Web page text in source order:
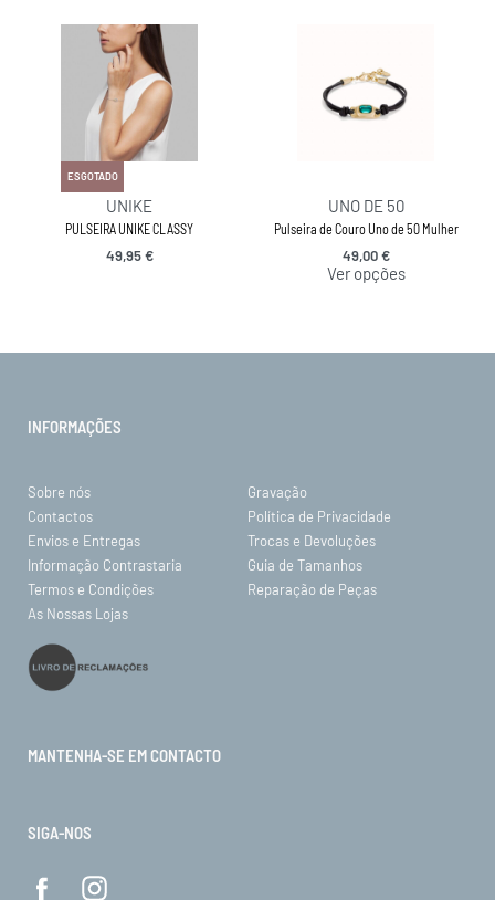
ESGOTADO
UNIKE
PULSEIRA UNIKE CLASSY
49,95€
UNO DE 50
Pulseira de Couro Uno de 50 Mulher
49,00€
Ver opções
INFORMAÇÕES
Sobre nós
Gravação
Contactos
Política de Privacidade
Envios e Entregas
Trocas e Devoluções
Informação Contrastaria
Guia de Tamanhos
Termos e Condições
Reparação de Peças
As Nossas Lojas
MANTENHA-SE EM CONTACTO
SIGA-NOS